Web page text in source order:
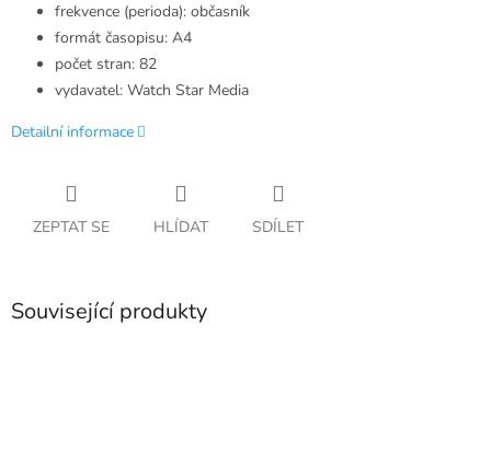
frekvence (perioda): občasník
formát časopisu: A4
počet stran: 82
vydavatel: Watch Star Media
Detailní informace
ZEPTAT SE HLÍDAT SDÍLET
Související produkty